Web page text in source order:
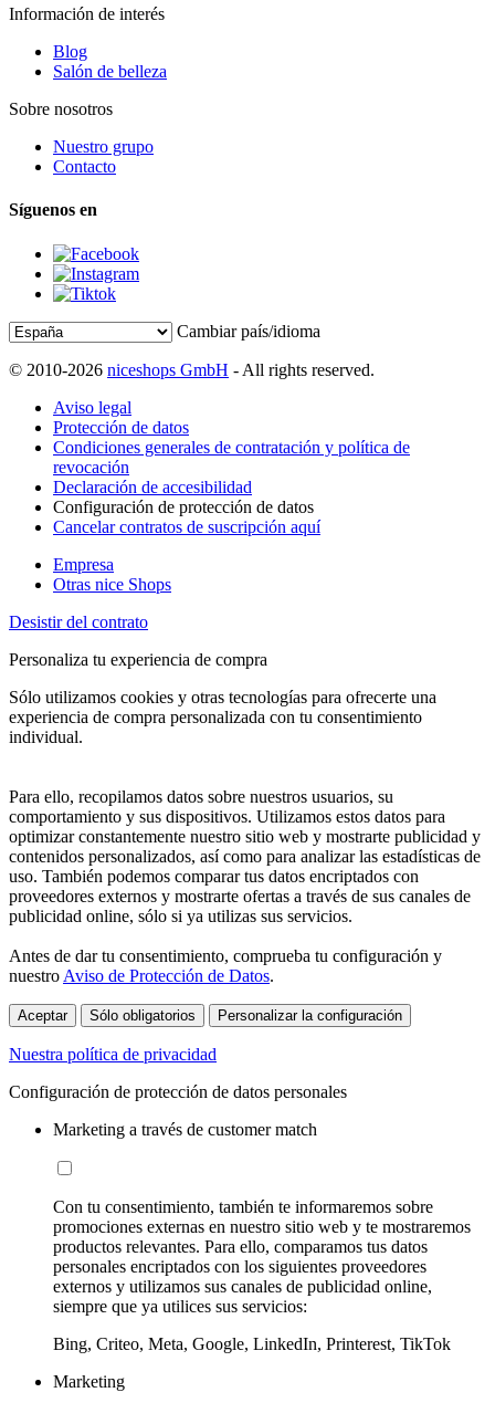
Información de interés
Blog
Salón de belleza
Sobre nosotros
Nuestro grupo
Contacto
Síguenos en
Cambiar país/idioma
© 2010-2026 niceshops GmbH - All rights reserved.
Aviso legal
Protección de datos
Condiciones generales de contratación y política de
revocación
Declaración de accesibilidad
Configuración de protección de datos
Cancelar contratos de suscripción aquí
Empresa
Otras nice Shops
Desistir del contrato
Personaliza tu experiencia de compra
Sólo utilizamos cookies y otras tecnologías para ofrecerte una
experiencia de compra personalizada con tu consentimiento
individual.
Para ello, recopilamos datos sobre nuestros usuarios, su
comportamiento y sus dispositivos. Utilizamos estos datos para
optimizar constantemente nuestro sitio web y mostrarte publicidad y
contenidos personalizados, así como para analizar las estadísticas de
uso. También podemos comparar tus datos encriptados con
proveedores externos y mostrarte ofertas a través de sus canales de
publicidad online, sólo si ya utilizas sus servicios.
Antes de dar tu consentimiento, comprueba tu configuración y
nuestro Aviso de Protección de Datos.
Aceptar Sólo obligatorios Personalizar la configuración
Nuestra política de privacidad
Configuración de protección de datos personales
Marketing a través de customer match
Con tu consentimiento, también te informaremos sobre
promociones externas en nuestro sitio web y te mostraremos
productos relevantes. Para ello, comparamos tus datos
personales encriptados con los siguientes proveedores
externos y utilizamos sus canales de publicidad online,
siempre que ya utilices sus servicios:
Bing, Criteo, Meta, Google, LinkedIn, Printerest, TikTok
Marketing